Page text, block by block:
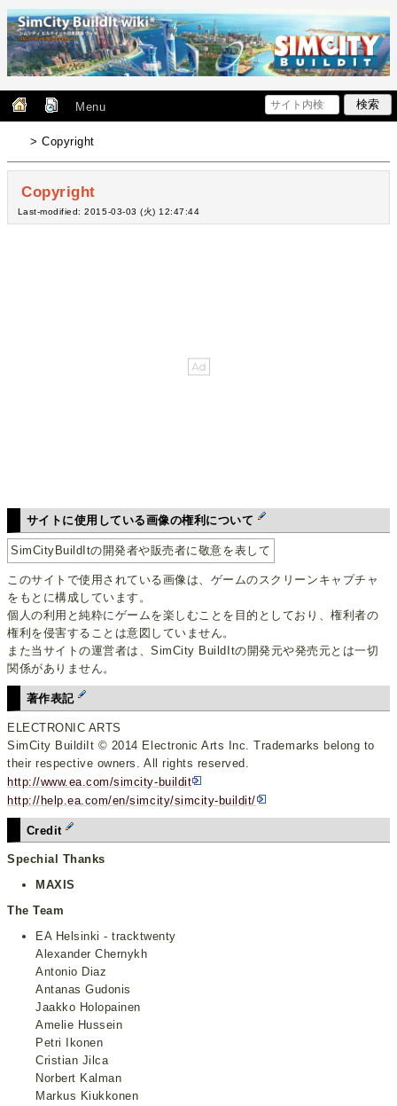
Menu
> Copyright
Copyright
Last-modified: 2015-03-03 (火) 12:47:44
サイトに使用している画像の権利について
SimCityBuildItの開発者や販売者に敬意を表して
このサイトで使用されている画像は、ゲームのスクリーンキャプチャ
をもとに構成しています。
個人の利用と純粋にゲームを楽しむことを目的としており、権利者の
権利を侵害することは意図していません。
また当サイトの運営者は、SimCity BuildItの開発元や発売元とは一切
関係がありません。
著作表記
ELECTRONIC ARTS
SimCity BuildiIt © 2014 Electronic Arts Inc. Trademarks belong to
their respective owners. All rights reserved.
http://www.ea.com/simcity-buildit
http://help.ea.com/en/simcity/simcity-buildit/
Credit
Spechial Thanks
MAXIS
The Team
EA Helsinki - tracktwenty
Alexander Chernykh
Antonio Diaz
Antanas Gudonis
Jaakko Holopainen
Amelie Hussein
Petri Ikonen
Cristian Jilca
Norbert Kalman
Markus Kiukkonen